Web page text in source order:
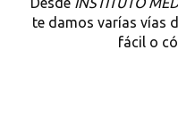
te damos varías vías
fácil o